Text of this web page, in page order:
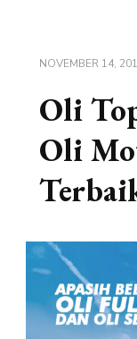
NOVEMBER 14,
Oli
Oli